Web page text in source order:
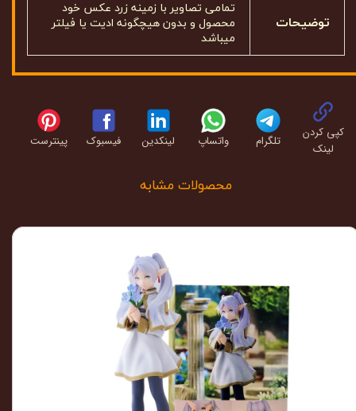
توضیحات
تمامی تصاویر با زمینه زرد عکس خود
محصول و بدون هیچگونه ادیت یا فیلتر
میباشد
محصولات مشابه
کپی کردن
لینک
تلگرام واتساپ لینکدین فیسبوک پینترست